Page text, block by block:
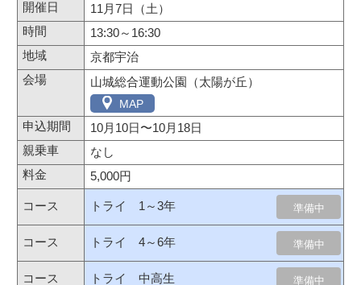
11月7日（土）
13:30～16:30
京都宇治
山城総合運動公園（太陽が丘）
MAP
10月10日〜10月18日
なし
5,000円
トライ 1～3年 準備中
トライ 4～6年 準備中
トライ 中高生 準備中